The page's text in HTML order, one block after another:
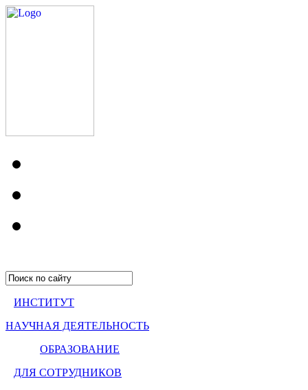
ИНСТИТУТ
НАУЧНАЯ ДЕЯТЕЛЬНОСТЬ
ОБРАЗОВАНИЕ
ДЛЯ СОТРУДНИКОВ